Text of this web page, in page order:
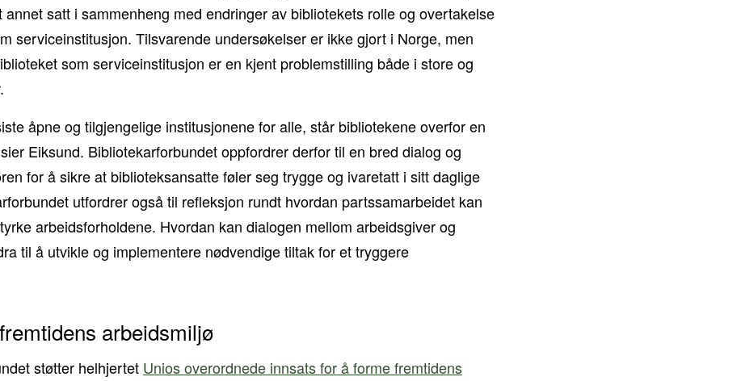
annet satt i sammenheng med endringer av bibliotekets rolle og overtakelse
serviceinstitusjon. Tilsvarende undersøkelser er ikke gjort i Norge, men
som serviceinstitusjon er en kjent problemstilling både i store og
åpne og tilgjengelige institusjonene for alle, står bibliotekene overfor en
Eiksund. Bibliotekarforbundet oppfordrer derfor til en bred dialog og
for å sikre at biblioteksansatte føler seg trygge og ivaretatt i sitt daglige
utfordrer også til refleksjon rundt hvordan partssamarbeidet kan
arbeidsforholdene. Hvordan kan dialogen mellom arbeidsgiver og
til å utvikle og implementere nødvendige tiltak for et tryggere
arbeidsmiljø
støtter helhjertet Unios overordnede innsats for å forme fremtidens